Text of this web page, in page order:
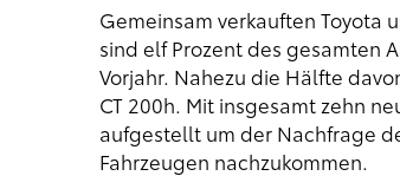
Gemeinsam verkauften Toyota
sind elf Prozent des gesamten
Vorjahr. Nahezu die Hälfte
CT 200h. Mit insgesamt zehn
aufgestellt um der Nachfrage
Fahrzeugen nachzukommen.